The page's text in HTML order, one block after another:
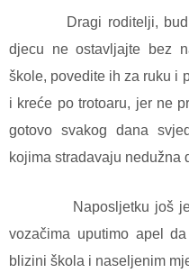
Dragi roditelji, budite
djecu ne ostavljajte bez
škole, povedite ih za ruku i
i kreće po trotoaru, jer ne
gotovo svakog dana
kojima stradavaju nedužna
Naposljetku još
vozačima uputimo apel
blizini škola i naseljenim